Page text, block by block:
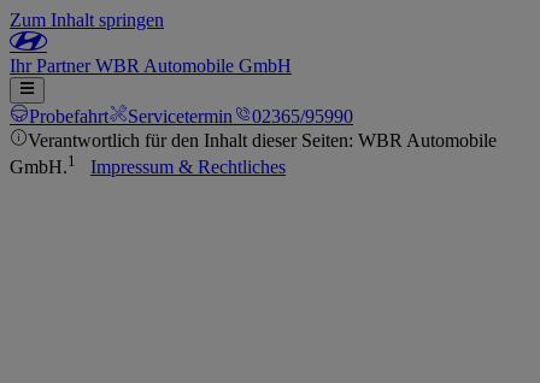
Zum Inhalt springen
IhrPartnerWBR Automobile GmbH
Probefahrt Servicetermin
02365/95990
Verantwortlich für den Inhalt dieser Seiten: WBR Automobile
GmbH.1 Impressum & Rechtliches